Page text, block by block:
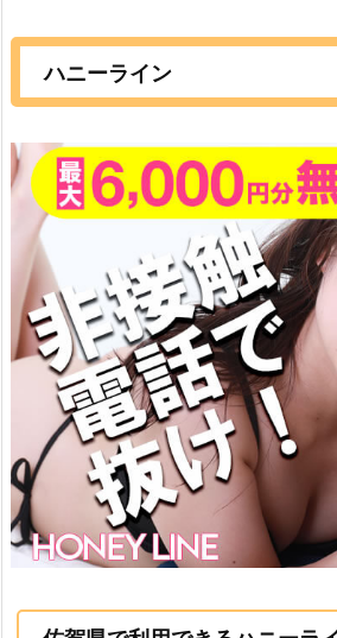
ハニーライン